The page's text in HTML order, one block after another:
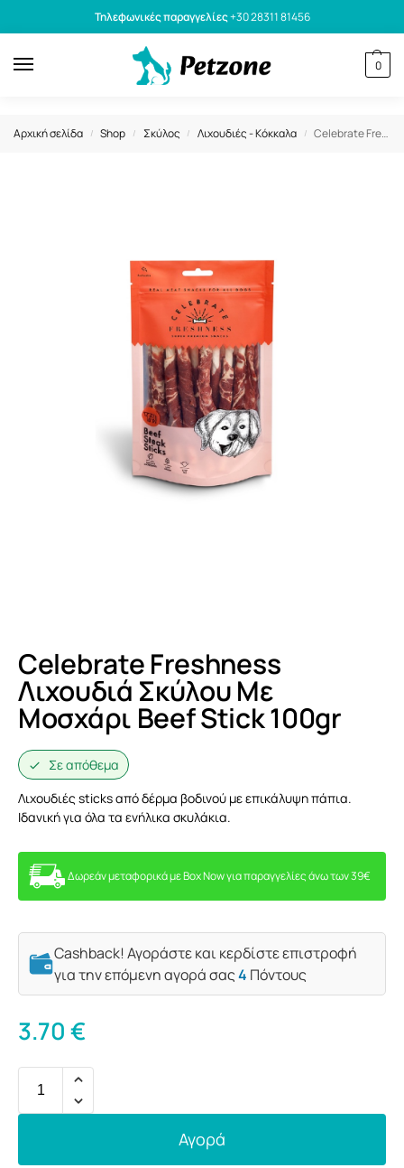
Τηλεφωνικές παραγγελίες+30 28311 81456
0
Αρχική σελίδα / Shop / Σκύλος / Λιχουδιές - Κόκκαλα / Celebrate Freshness Λιχουδιά Σκύλου Με Μοσχάρι Beef Stick 100gr
Celebrate Freshness
Λιχουδιά Σκύλου Με
Μοσχάρι Beef Stick 100gr
Σε απόθεμα
Λιχουδιές sticks από δέρμα βοδινού με επικάλυψη πάπια.
Ιδανική για όλα τα ενήλικα σκυλάκια.
Δωρεάν μεταφορικά με Box Now για παραγγελίες άνω των 39€
Cashback! Αγοράστε και κερδίστε επιστροφή
για την επόμενη αγορά σας4 Πόντους
3.70€
Αγορά